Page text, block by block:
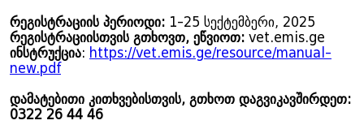
რეგისტრაციის პერიოდი: 1-25 სექტემბერი, 2025
რეგისტრაციისთვის გთხოვთ, ეწვიოთ: vet.emis.ge
ინსტრუქცია: https://vet.emis.ge/resource/manual-
new.pdf
დამატებითი კითხვებისთვის, გთხოთ დაგვიკავშირდეთ:
0322 26 44 46